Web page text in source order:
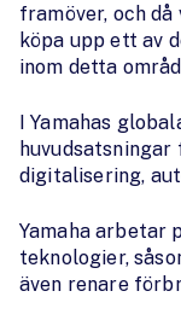
framöver, och
köpa upp ett av
inom detta
I Yamahas
digitalisering,
Yamaha arbetar
teknologier,
även renare